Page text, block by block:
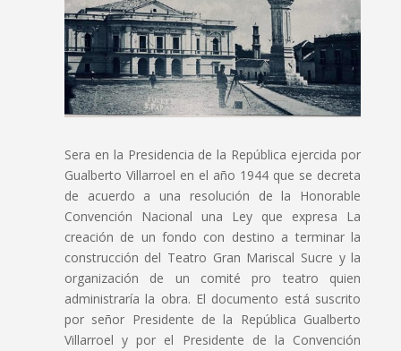
Sera en la Presidencia de la República ejercida por
Gualberto Villarroel en el año 1944 que se decreta
de acuerdo a una resolución de la Honorable
Convención Nacional una Ley que expresa La
creación de un fondo con destino a terminar la
construcción del Teatro Gran Mariscal Sucre y la
organización de un comité pro teatro quien
administraría la obra. El documento está suscrito
por señor Presidente de la República Gualberto
Villarroel y por el Presidente de la Convención